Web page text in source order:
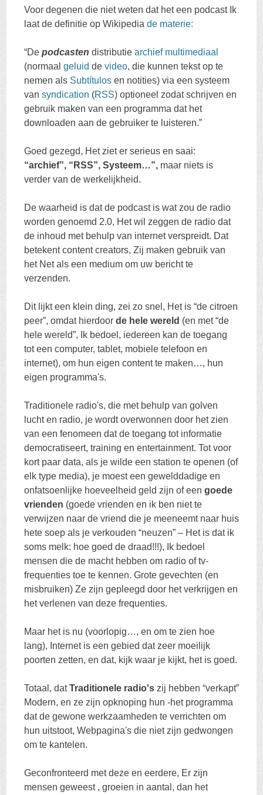
Voor degenen die niet weten dat het een podcast Ik
laat de definitie op Wikipediade materie:
“Depodcasten distributiearchief multimediaal
(normaalgeluid devideo, die kunnen tekst op te
nemen als Subtítulos en notities) via een systeem
vansyndication (RSS) optioneel zodat schrijven en
gebruik maken van een programma dat het
downloaden aan de gebruiker te luisteren.”
Goed gezegd, Het ziet er serieus en saai:
“archief”, “RSS”, Systeem…”, maar niets is
verder van de werkelijkheid.
De waarheid is dat de podcast is wat zou de radio
worden genoemd 2.0, Het wil zeggen de radio dat
de inhoud met behulp van internet verspreidt. Dat
betekent content creators, Zij maken gebruik van
het Net als een medium om uw bericht te
verzenden.
Dit lijkt een klein ding, zei zo snel, Het is “de citroen
peer”, omdat hierdoorde hele wereld (en met “de
hele wereld”, Ik bedoel, iedereen kan de toegang
tot een computer, tablet, mobiele telefoon en
internet), om hun eigen content te maken…, hun
eigen programma's.
Traditionele radio's, die met behulp van golven
lucht en radio, je wordt overwonnen door het zien
van een fenomeen dat de toegang tot informatie
democratiseert, training en entertainment. Tot voor
kort paar data, als je wilde een station te openen (of
elk type media), je moest een gewelddadige en
onfatsoenlijke hoeveelheid geld zijn of eengoede
vrienden (goede vrienden en ik ben niet te
verwijzen naar de vriend die je meeneemt naar huis
hete soep als je verkouden “neuzen” – Het is dat ik
soms melk: hoe goed de draad!!!), Ik bedoel
mensen die de macht hebben om radio of tv-
frequenties toe te kennen. Grote gevechten (en
misbruiken) Ze zijn gepleegd door het verkrijgen en
het verlenen van deze frequenties.
Maar het is nu (voorlopig…, en om te zien hoe
lang), Internet is een gebied dat zeer moeilijk
poorten zetten, en dat, kijk waar je kijkt, het is goed.
Totaal, datTraditionele radio's zij hebben “verkapt”
Modern, en ze zijn opknoping hun -het programma
dat de gewone werkzaamheden te verrichten om
hun uitstoot, Webpagina's die niet zijn gedwongen
om te kantelen.
Geconfronteerd met deze en eerdere, Er zijn
mensen geweest , groeien in aantal, dan het